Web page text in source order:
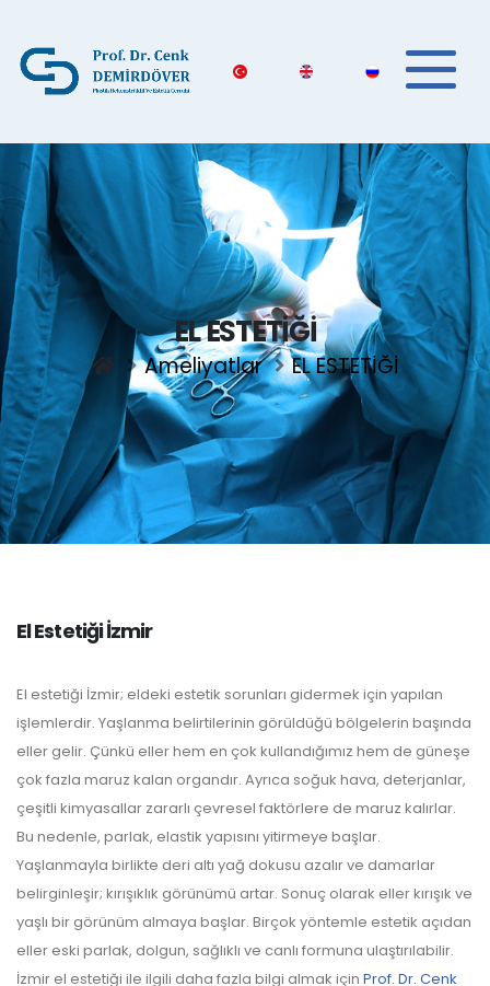
EL ESTETİĞİ
Ameliyatlar EL ESTETİĞİ
El Estetiği İzmir
El estetiği İzmir; eldeki estetik sorunları gidermek için yapılan
işlemlerdir. Yaşlanma belirtilerinin görüldüğü bölgelerin başında
eller gelir. Çünkü eller hem en çok kullandığımız hem de güneşe
çok fazla maruz kalan organdır. Ayrıca soğuk hava, deterjanlar,
çeşitli kimyasallar zararlı çevresel faktörlere de maruz kalırlar.
Bu nedenle, parlak, elastik yapısını yitirmeye başlar.
Yaşlanmayla birlikte deri altı yağ dokusu azalır ve damarlar
belirginleşir; kırışıklık görünümü artar. Sonuç olarak eller kırışık ve
yaşlı bir görünüm almaya başlar. Birçok yöntemle estetik açıdan
eller eski parlak, dolgun, sağlıklı ve canlı formuna ulaştırılabilir.
İzmir el estetiği ile ilgili daha fazla bilgi almak için Prof. Dr. Cenk